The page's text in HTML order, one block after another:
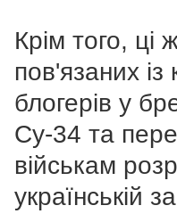
Крім того, ці
пов'язаних
блогерів у
Су-34 та
військам
українській